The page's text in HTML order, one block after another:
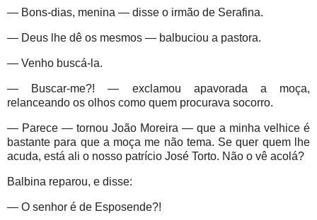
— Bons-dias, menina — disse o irmão de Serafina.
— Deus lhe dê os mesmos — balbuciou a pastora.
— Venho buscá-la.
— Buscar-me?! — exclamou apavorada a moça,
relanceando os olhos como quem procurava socorro.
— Parece — tornou João Moreira — que a minha velhice é
bastante para que a moça me não tema. Se quer quem lhe
acuda, está ali o nosso patrício José Torto. Não o vê acolá?
Balbina reparou, e disse:
— O senhor é de Esposende?!